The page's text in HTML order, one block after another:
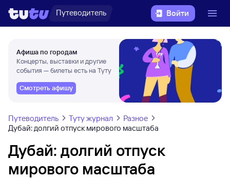
Путеводитель Войти
Афиша по городам
Концерты, выставки и другие
события — билеты есть на Туту
Смотреть афишу
Путеводитель Туту журнал
Разное
Дубай: долгий отпуск мирового масштаба
Дубай: долгий отпуск
мирового масштаба